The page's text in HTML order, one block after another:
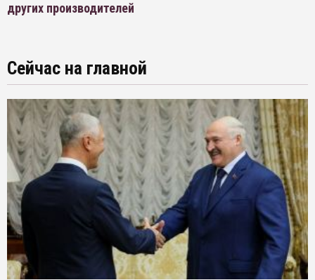
других производителей
Сейчас на главной